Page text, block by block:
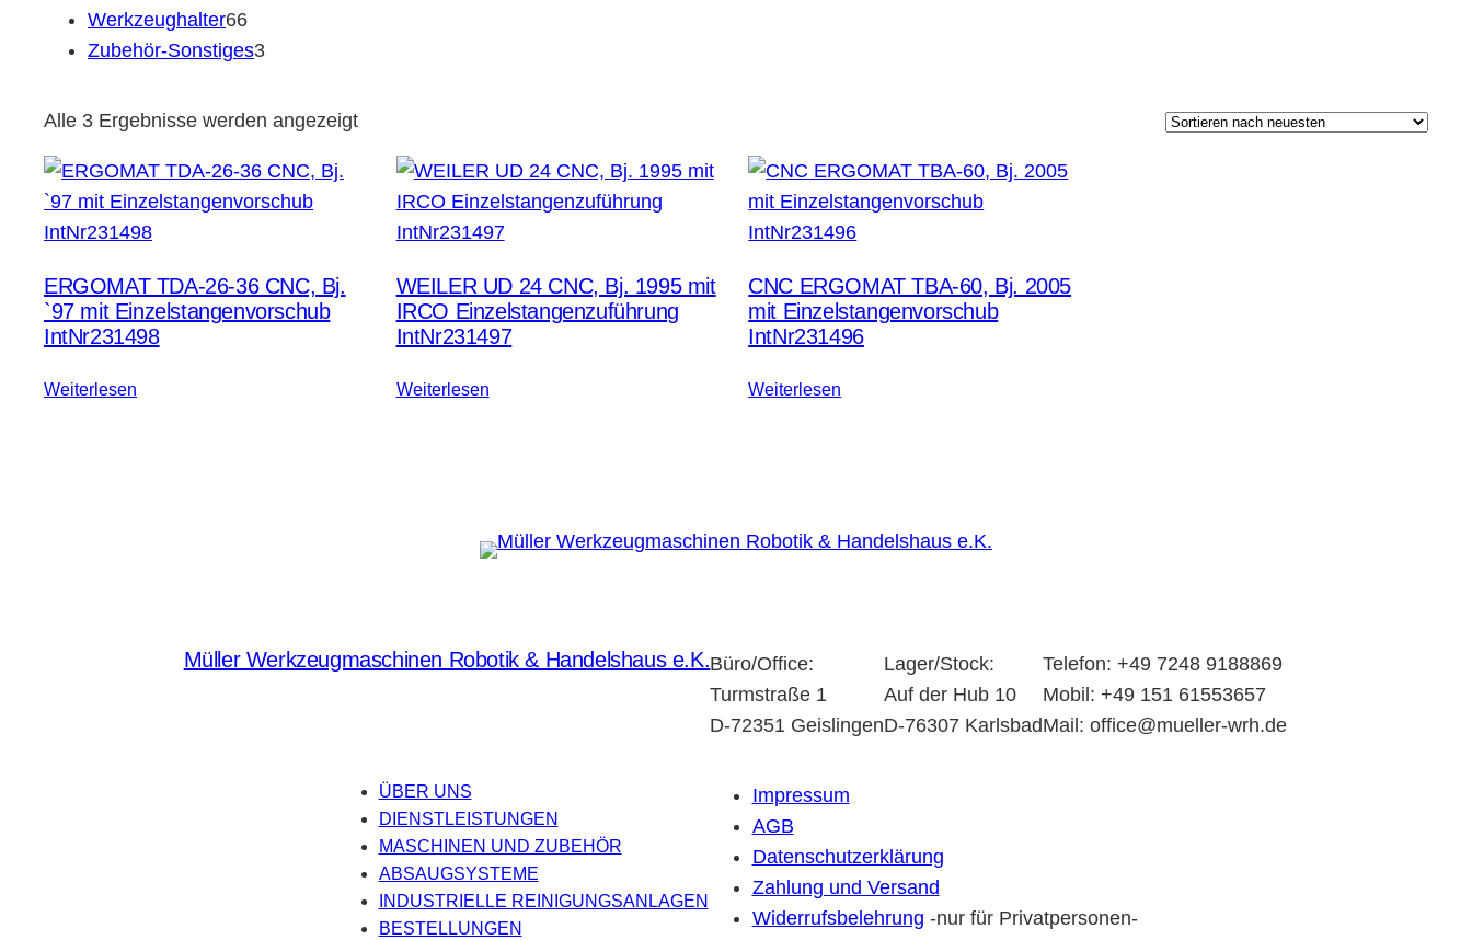
Werkzeughalter6666
Produkte
Zubehör-Sonstiges33
Alle 3 Ergebnisse werden angezeigtNach
neuesten
sortiert
ERGOMAT TDA-26-36 CNC, Bj.
`97 mit Einzelstangenvorschub
IntNr231498
Weiterlesen
WEILER UD 24 CNC, Bj. 1995 mit
IRCO Einzelstangenzuführung
IntNr231497
Weiterlesen
CNC ERGOMAT TBA-60, Bj. 2005
mit Einzelstangenvorschub
IntNr231496
Weiterlesen
Müller Werkzeugmaschinen Robotik & Handelshaus e.K.Büro/Office:
Turmstraße 1
D-72351 Geislingen
Lager/Stock:
Auf der Hub 10
D-76307 Karlsbad
Telefon: +49 7248 9188869
Mobil: +49 151 61553657
Mail: office@mueller-wrh.de
ÜBER UNS
DIENSTLEISTUNGEN
MASCHINEN UND ZUBEHÖR
ABSAUGSYSTEME
INDUSTRIELLE REINIGUNGSANLAGEN
BESTELLUNGEN
Impressum
AGB
Datenschutzerklärung
Zahlung und Versand
Widerrufsbelehrung -nur für Privatpersonen-